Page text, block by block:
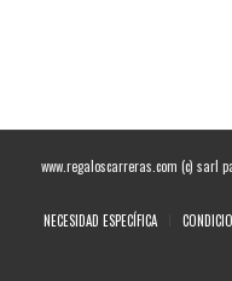
www.regaloscarreras.com (c) sarl
NECESIDAD ESPECÍFICA